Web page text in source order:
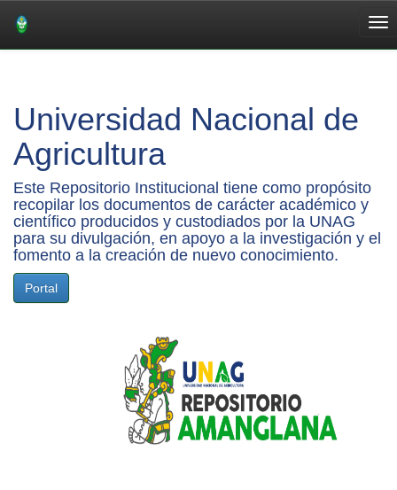
Universidad Nacional de
Agricultura
Este Repositorio Institucional tiene como propósito
recopilar los documentos de carácter académico y
científico producidos y custodiados por la UNAG
para su divulgación, en apoyo a la investigación y el
fomento a la creación de nuevo conocimiento.
Portal